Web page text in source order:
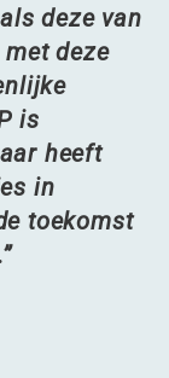
deze van
met deze
is
heeft
in
toekomst